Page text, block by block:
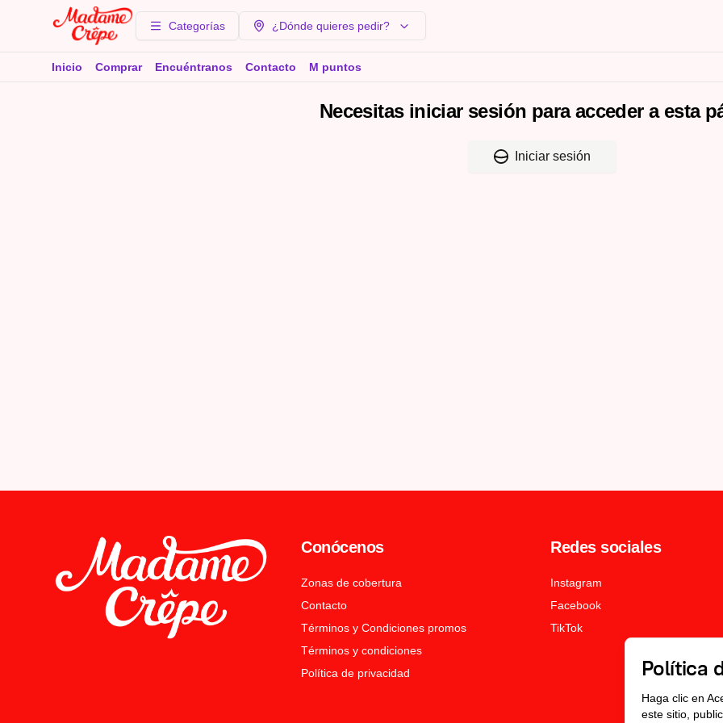
Categorías ¿Dónde quieres pedir?
Inicio Comprar Encuéntranos Contacto M puntos
Necesitas iniciar sesión para acceder a esta
Iniciar sesión
Conócenos
Zonas de cobertura
Contacto
Términos y Condiciones promos
Términos y condiciones
Política de privacidad
Redes sociales
Instagram
Facebook
TikTok
Política
Haga clic en
este sitio,